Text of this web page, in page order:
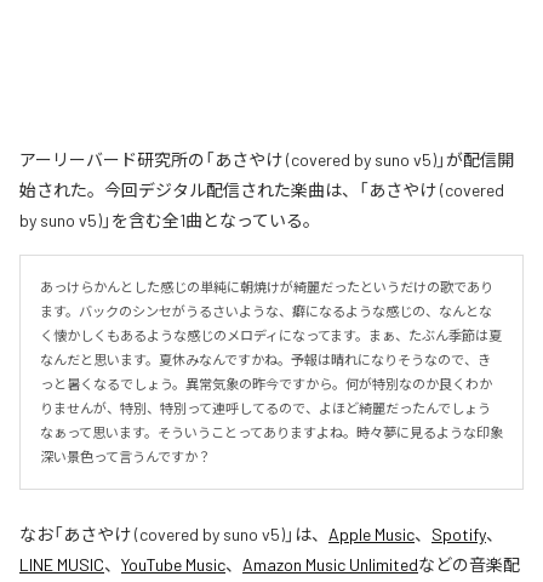
アーリーバード研究所の「あさやけ (covered by suno v5)」が配信開
始された。今回デジタル配信された楽曲は、「あさやけ (covered
by suno v5)」を含む全1曲となっている。
あっけらかんとした感じの単純に朝焼けが綺麗だったというだけの歌であり
ます。バックのシンセがうるさいような、癖になるような感じの、なんとな
く懐かしくもあるような感じのメロディになってます。まぁ、たぶん季節は夏
なんだと思います。夏休みなんですかね。予報は晴れになりそうなので、き
っと暑くなるでしょう。異常気象の昨今ですから。何が特別なのか良くわか
りませんが、特別、特別って連呼してるので、よほど綺麗だったんでしょう
なぁって思います。そういうことってありますよね。時々夢に見るような印象
深い景色って言うんですか？
なお「あさやけ (covered by suno v5)」は、 Apple Music、 Spotify、
LINE MUSIC、 YouTube Music、 Amazon Music Unlimitedなどの音楽配